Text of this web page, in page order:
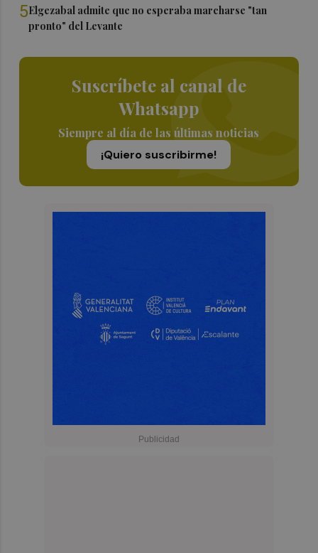
5Elgezabal admite que no esperaba marcharse "tan
pronto" del Levante
Suscríbete al canal de
Whatsapp
Siempre al día de las últimas noticias
¡Quiero suscribirme!